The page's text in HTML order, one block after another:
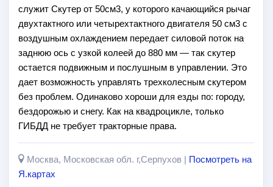
служит Скутер от 50см3, у которого качающийся рычаг
двухтактного или четырехтактного двигателя 50 см3 с
воздушным охлаждением передает силовой поток на
заднюю ось с узкой колеей до 880 мм — так скутер
остается подвижным и послушным в управлении. Это
дает возможность управлять трехколесным скутером
без проблем. Одинаково хороши для езды по: городу,
бездорожью и снегу. Как на квадроцикле, только
ГИБДД не требует тракторные права.
Москва, Московская обл. г,Серпухов | Посмотреть на
Я.картах